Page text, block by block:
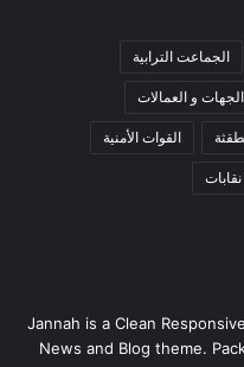
الجماعت الترابية
الجهات و العمالات
القوات الأمنية
نقابات
Jannah is a Clean
News and Blog theme.